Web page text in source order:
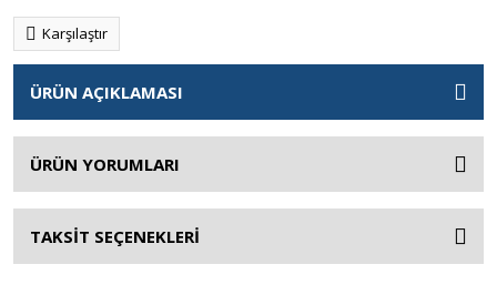
Karşılaştır
ÜRÜN AÇIKLAMASI
ÜRÜN YORUMLARI
TAKSİT SEÇENEKLERİ